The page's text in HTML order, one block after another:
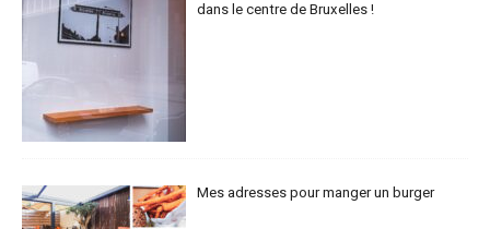
dans le centre de Bruxelles !
Mes adresses pour manger un burger